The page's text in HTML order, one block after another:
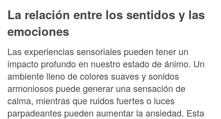
La relación entre los sentidos y las
emociones
Las experiencias sensoriales pueden tener un
impacto profundo en nuestro estado de ánimo. Un
ambiente lleno de colores suaves y sonidos
armoniosos puede generar una sensación de
calma, mientras que ruidos fuertes o luces
parpadeantes pueden aumentar la ansiedad. Esta